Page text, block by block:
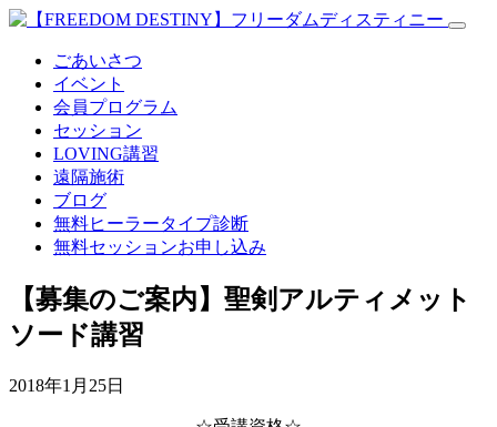
ごあいさつ
イベント
会員プログラム
セッション
LOVING講習
遠隔施術
ブログ
無料ヒーラータイプ診断
無料セッションお申し込み
【募集のご案内】聖剣アルティメット
ソード講習
2018年1月25日